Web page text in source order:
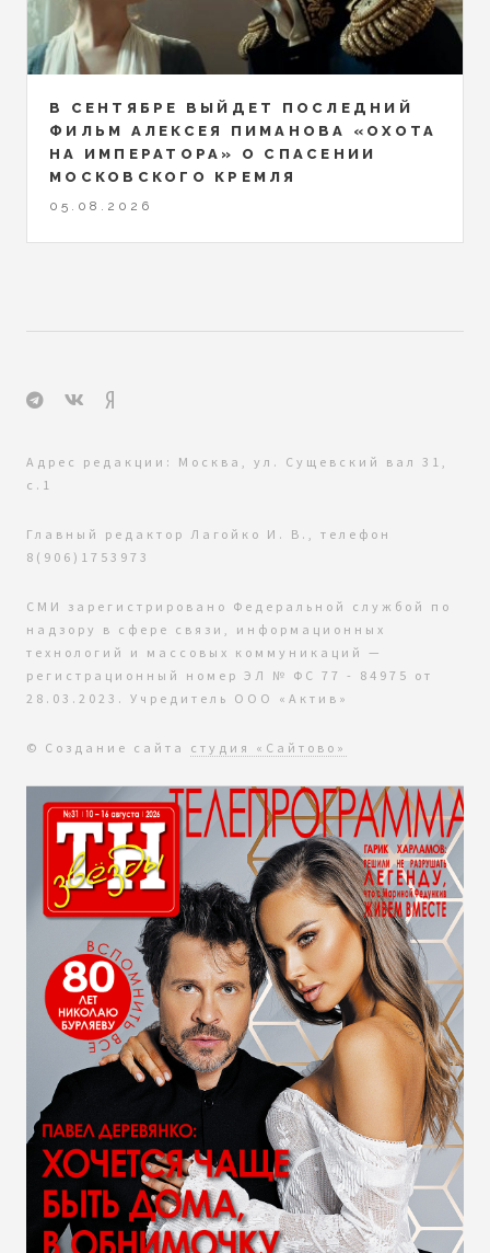
В СЕНТЯБРЕ ВЫЙДЕТ ПОСЛЕДНИЙ
ФИЛЬМ АЛЕКСЕЯ ПИМАНОВА «ОХОТА
НА ИМПЕРАТОРА» О СПАСЕНИИ
МОСКОВСКОГО КРЕМЛЯ
05.08.2026
Адрес редакции: Москва, ул. Сущевский вал 31,
с.1
Главный редактор Лагойко И. В., телефон
8(906)1753973
СМИ зарегистрировано Федеральной службой по
надзору в сфере связи, информационных
технологий и массовых коммуникаций —
регистрационный номер ЭЛ № ФС 77 - 84975 от
28.03.2023. Учредитель ООО «Актив»
© Создание сайта студия «Сайтово»